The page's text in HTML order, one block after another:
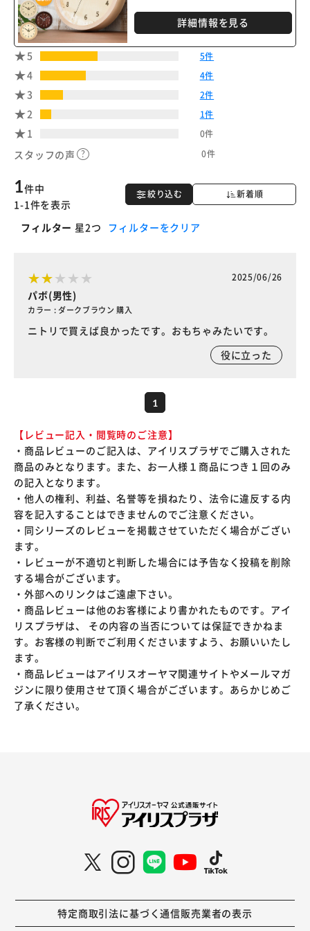
詳細情報を見る
5 5件
4 4件
3 2件
2 1件
1 0件
スタッフの声 0件
絞り込む 新着順
1件中
1-1件を表示
フィルター 星2つ フィルターをクリア
2025/06/26
パボ(男性)
カラー : ダークブラウン 購入
ニトリで買えば良かったです。おもちゃみたいです。
役に立った
1
【レビュー記入・閲覧時のご注意】
・商品レビューのご記入は、アイリスプラザでご購入された
商品のみとなります。また、お一人様１商品につき１回のみ
の記入となります。
・他人の権利、利益、名誉等を損ねたり、法令に違反する内
容を記入することはできませんのでご注意ください。
・同シリーズのレビューを掲載させていただく場合がござい
ます。
・レビューが不適切と判断した場合には予告なく投稿を削除
する場合がございます。
・外部へのリンクはご遠慮下さい。
・商品レビューは他のお客様により書かれたものです。アイ
リスプラザは、 その内容の当否については保証できかねま
す。お客様の判断でご利用くださいますよう、お願いいたし
ます。
・商品レビューはアイリスオーヤマ関連サイトやメールマガ
ジンに限り使用させて頂く場合がございます。あらかじめご
了承ください。
特定商取引法に基づく通信販売業者の表示